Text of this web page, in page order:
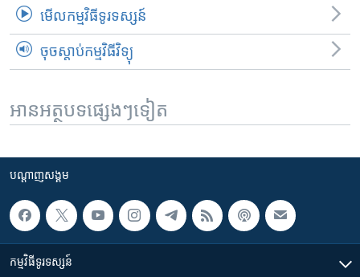
មើល​កម្មវិធី​ទូរទស្សន៍
ចុចស្តាប់កម្មវិធីវិទ្យុ
អានអត្ថបទផ្សេងៗទៀត
បណ្តាញ​សង្គម
កម្មវិធី​ទូរទស្សន៍